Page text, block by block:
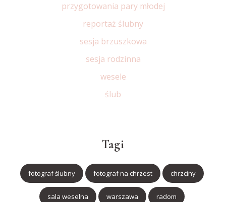
przygotowania pary młodej
reportaż ślubny
sesja brzuszkowa
sesja rodzinna
wesele
ślub
Tagi
fotograf ślubny fotograf na chrzest chrzciny
sala weselna warszawa radom